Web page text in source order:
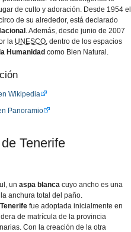
de culto y adoración. Desde 1954 el
de su alrededor, está declarado
. Además, desde junio de 2007
la UNESCO, dentro de los espacios
Humanidad como Bien Natural.
Wikipedia
Panoramio
Tenerife
un aspa blanca cuyo ancho es una
anchura total del paño.
fue adoptada inicialmente en
de matrícula de la provincia
Con la creación de la otra